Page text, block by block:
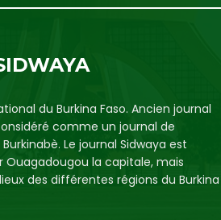
du Burkina Faso. Ancien journal
comme un journal de
Le journal Sidwaya est
la capitale, mais
des différentes régions du Burkina